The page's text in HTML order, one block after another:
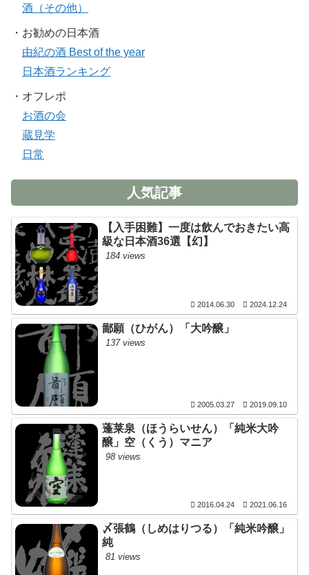
酒（その他）
・お勧めの日本酒
由紀の酒 Best of the year
日本酒ランキング
・オフレポ
お酒の会
蔵見学
日常
人気記事
【入手困難】一度は飲んでおきたい高
級な日本酒36選【幻】
184 views
2014.06.30 2024.12.24
鄙願（ひがん）「大吟醸」
137 views
2005.03.27 2019.09.10
蓬莱泉（ほうらいせん）「純米大吟
醸」空（くう）マニア
98 views
2016.04.24 2021.06.16
〆張鶴（しめはりつる）「純米吟醸」
純
81 views